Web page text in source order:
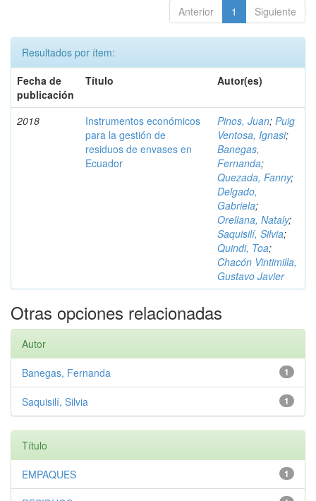
Anterior 1 Siguiente
Resultados por ítem:
Fecha de
publicación
Título Autor(es)
2018
Instrumentos económicos
para la gestión de
residuos de envases en
Ecuador
Pinos, Juan; Puig
Ventosa, Ignasi;
Banegas,
Fernanda;
Quezada, Fanny;
Delgado,
Gabriela;
Orellana, Nataly;
Saquisilí, Silvia;
Quindi, Toa;
Chacón Vintimilla,
Gustavo Javier
Otras opciones relacionadas
Autor
1
Banegas, Fernanda
1
Saquisilí, Silvia
Título
1
EMPAQUES